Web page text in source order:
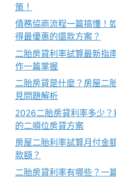
策！
債務協商流程一篇搞懂！
得最優惠的還款方案？
二胎房貸利率試算最新指
作一篇掌握
二胎房貸是什麼？房屋二
見問題解析
2026二胎房貸利率多少
的二順位房貸方案
房屋二胎利率試算月付金
款額？
二胎房貸利率有哪些？一